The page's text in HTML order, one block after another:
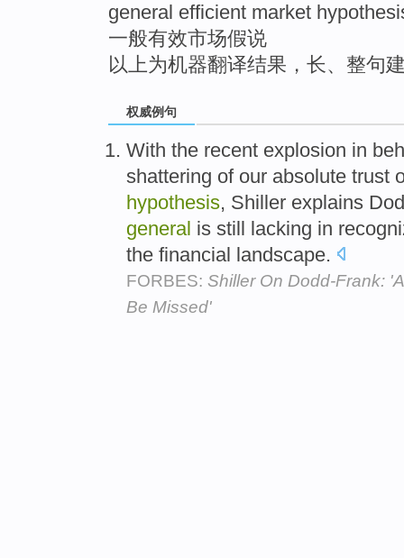
general efficient market
一般有效市场假说
以上为机器翻译结果，长、整句
权威例句
With the recent explosion in
shattering of our absolute trust
hypothesis, Shiller explains
general is still lacking in
the financial landscape.
FORBES: Shiller On Dodd-Frank:
Be Missed'